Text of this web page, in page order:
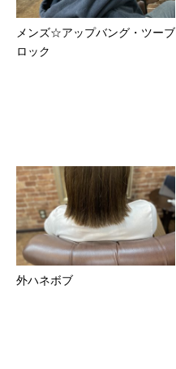
メンズ☆アップバング・ツーブ
ロック
外ハネボブ